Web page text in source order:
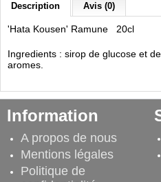
Description Avis (0)
'Hata Kousen' Ramune 20cl
Ingredients : sirop de glucose et
aromes.
Information
A propos de nous
Mentions légales
Politique de